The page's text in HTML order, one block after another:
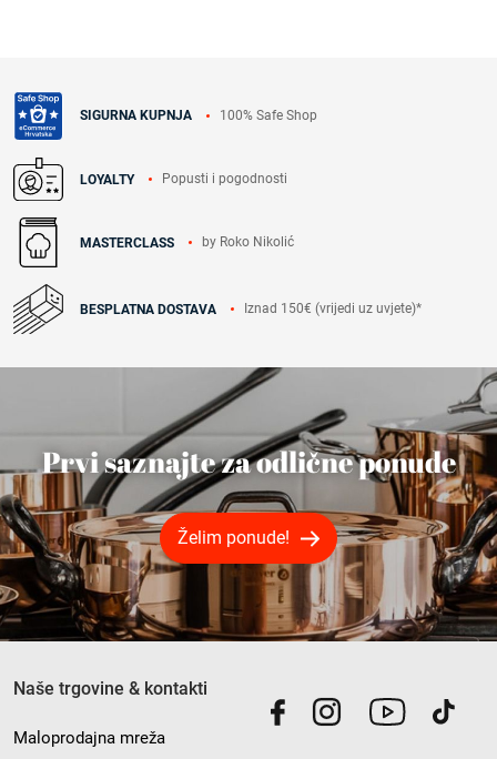
SIGURNA KUPNJA 100% Safe Shop
LOYALTY Popusti i pogodnosti
MASTERCLASS by Roko Nikolić
BESPLATNA DOSTAVA Iznad 150€ (vrijedi uz uvjete)*
Prvi saznajte za odlične ponude
Želim ponude!
Naše trgovine & kontakti
Maloprodajna mreža